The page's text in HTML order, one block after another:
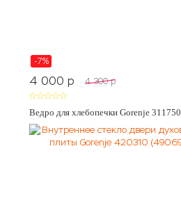
-7%
4 000 p 4 300 p
Ведро для хлебопечки Gorenje 311750